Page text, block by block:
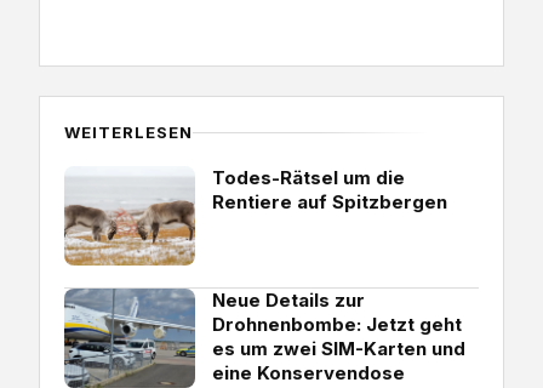
WEITERLESEN
Todes-Rätsel um die
Rentiere auf Spitzbergen
Neue Details zur
Drohnenbombe: Jetzt geht
es um zwei SIM-Karten und
eine Konservendose